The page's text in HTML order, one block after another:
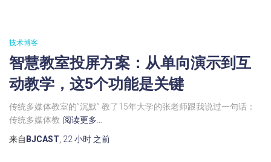
技术博客
智慧教室投屏方案：从单向演示到互
动教学，这5个功能是关键
传统多媒体教室的”沉默” 教了15年大学的张老师跟我说过一句话：
传统多媒体教 阅读更多…
来自 BJCAST 22 小时 之前